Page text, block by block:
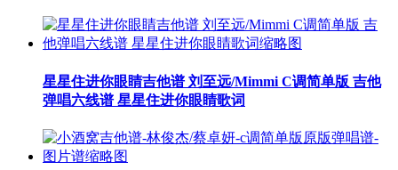
星星住进你眼睛吉他谱 刘至远/Mimmi C调简单版 吉他
弹唱六线谱 星星住进你眼睛歌词